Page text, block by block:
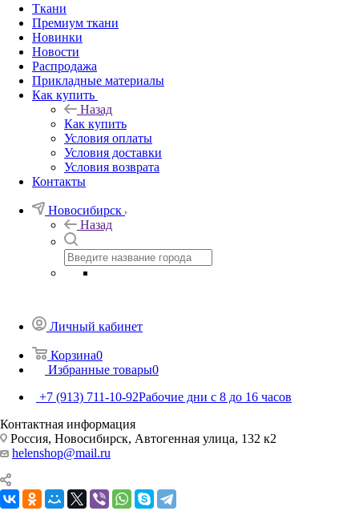
Ткани
Премиум ткани
Новинки
Новости
Распродажа
Прикладные материалы
Как купить
Назад
Как купить
Условия оплаты
Условия доставки
Условия возврата
Контакты
Новосибирск
Назад
Личный кабинет
Корзина0
Избранные товары0
+7 (913) 711-10-92Рабочие дни с 8 до 16 часов
Контактная информация
Россия, Новосибирск, Автогенная улица, 132 к2
helenshop@mail.ru